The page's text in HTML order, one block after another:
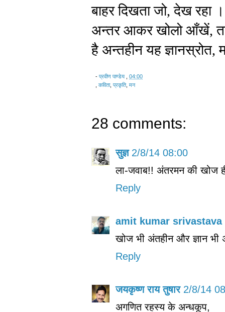
बाहर दिखता जो, देख रहा ।
अन्तर आकर खोलो आँखें,
है अन्तहीन यह
- प्रवीण पाण्डेय
04:00
कविता, प्रकृति, मन
28 comments:
सुज्ञ 2/8/14 08:00
ला-जवाब!! अंतरमन की खोज
Reply
amit kumar srivastava
खोज भी अंतहीन और ज्ञान भी
Reply
जयकृष्ण राय तुषार 2/8/14
अगणित रहस्य के अन्धकूप,